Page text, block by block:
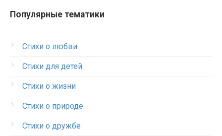
Популярные тематики
Стихи о любви
Стихи для детей
Стихи о жизни
Стихи о природе
Стихи о дружбе